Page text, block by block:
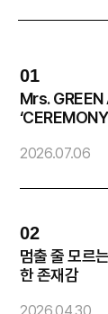
01
Mrs. GREEN
2026.07.06
02
멈출 줄 모르
한 존재감